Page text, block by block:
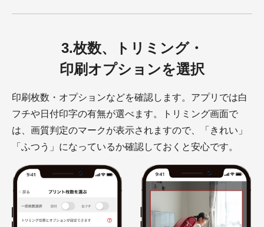
3.枚数、トリミング・
印刷オプションを選択
印刷枚数・オプションなどを確認します。アプリでは白
フチや日付印字の有無が選べます。トリミング画面で
は、画質判定のマークが表示されますので、「きれい」
「ふつう」になっているか確認しておくと安心です。